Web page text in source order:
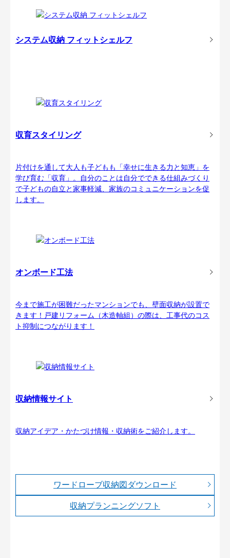
システム収納 フィットシェルフ
収育スタイリング
片付けを通して大人も子どもも「幸せに生きる力と知恵」を
学び育む「収育」。自分のことは自分でできる仕組みづくり
で子どもの自立と家事軽減、家族のコミュニケーションを促
します。
オンボード工法
今まで施工が困難だったマンションでも、壁面収納が設置で
きます！戸建リフォーム（木造軸組）の際は、工事代のコス
ト抑制につながります！
収納情報サイト
収納アイデア・かたづけ情報・収納術をご紹介します。
ワードローブ収納図ダウンロード
収納プランニングソフト